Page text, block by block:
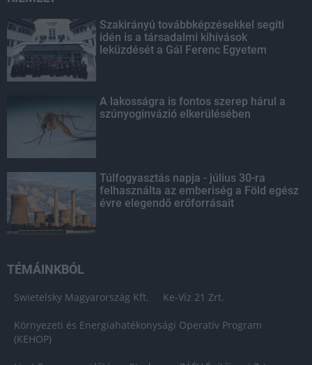
Szakirányú továbbképzésekkel segíti
idén is a társadalmi kihívások
leküzdését a Gál Ferenc Egyetem
A lakosságra is fontos szerep hárul a
szúnyoginvázió elkerülésében
Túlfogyasztás napja - július 30-ra
felhasználta az emberiség a Föld egész
évre elegendő erőforrásait
TÉMÁINKBÓL
Swietelsky Magyarország Kft. Ke-Víz 21 Zrt.
Környezeti és Energiahatékonysági Operatív Program
(KEHOP)